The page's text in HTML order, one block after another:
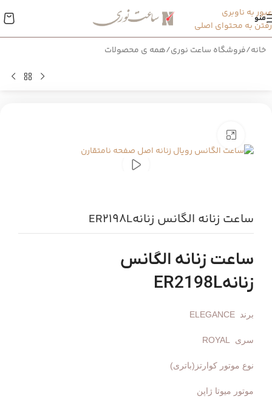
عبور به ناوبری
رفتن به محتوای اصلی
منو
خانه/فروشگاه ساعت نوری/همه ی محصولات
ساعت زنانه الگانس زنانهER2198L
ساعت زنانه الگانس
زنانهER2198L
برند ELEGANCE
سری ROYAL
نوع موتور کوارتز(باتری)
موتور میوتا ژاپن